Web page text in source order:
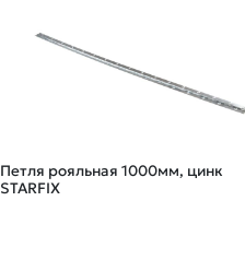
Петля рояльная 1000мм, цинк
STARFIX